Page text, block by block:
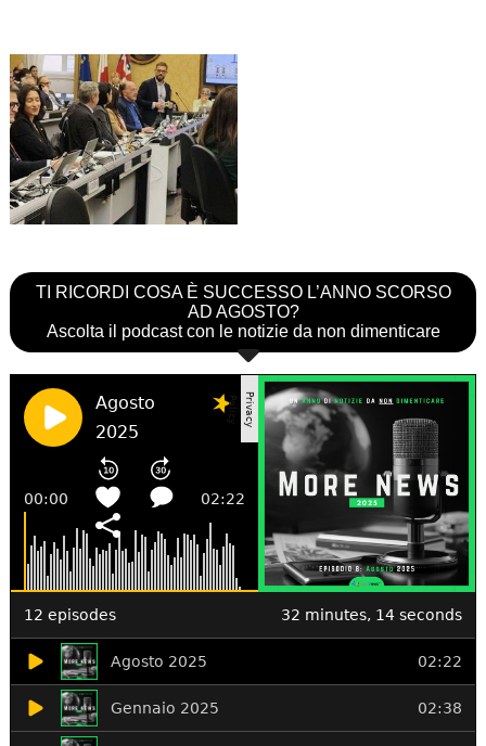
TI RICORDI COSA È SUCCESSO L’ANNO SCORSO
AD AGOSTO?
Ascolta il podcast con le notizie da non dimenticare